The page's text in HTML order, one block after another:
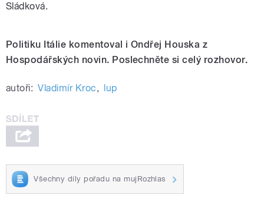
Sládková.
Politiku Itálie komentoval i Ondřej Houska z
Hospodářských novin. Poslechněte si celý rozhovor.
autoři: Vladimír Kroc, lup
Všechny díly pořadu na mujRozhlas